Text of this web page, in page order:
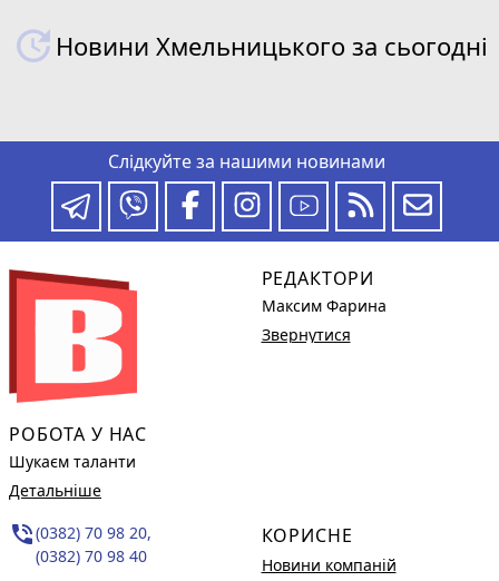
Новини Хмельницького за сьогодні
Слідкуйте за нашими новинами
РОБОТА У НАС
Шукаєм таланти
Детальніше
phone_in_talk(0382) 70 98 20,
(0382) 70 98 40
РЕДАКТОРИ
Максим Фарина
Звернутися
КОРИСНЕ
Новини компаній